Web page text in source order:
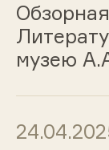
музею